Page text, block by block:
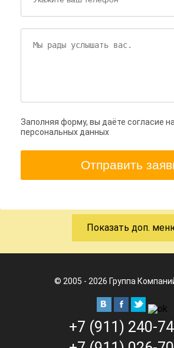
Заполняя форму, вы даёте согласие
персональных данных
Отправить
Показать доп.
© 2005 - 2026 Группа
+7 (911) 240-